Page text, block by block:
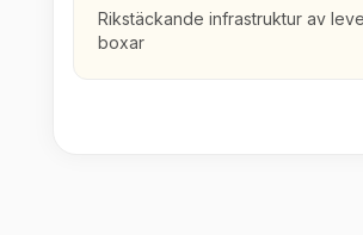
Rikstäckande infrastruktur av
boxar